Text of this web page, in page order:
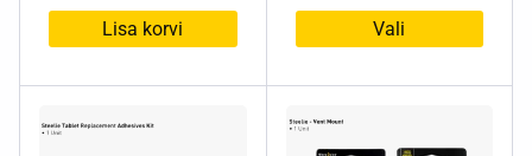
Lisa korvi
Vali
tootel
on
mitu